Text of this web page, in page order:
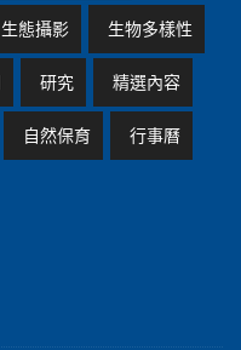
生態攝影 生物多樣性
研究 精選內容
自然保育 行事曆